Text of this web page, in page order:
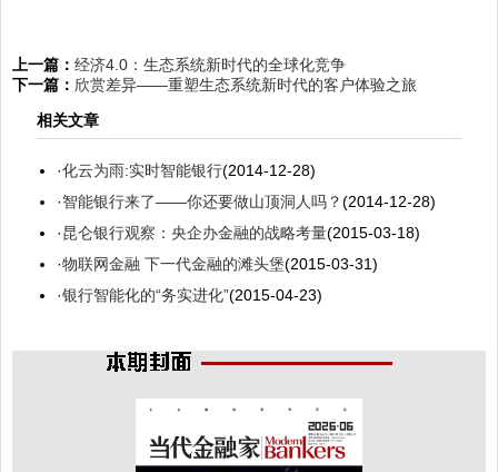
上一篇： 经济4.0：生态系统新时代的全球化竞争
下一篇： 欣赏差异——重塑生态系统新时代的客户体验之旅
相关文章
·化云为雨:实时智能银行(2014-12-28)
·智能银行来了——你还要做山顶洞人吗？(2014-12-28)
·昆仑银行观察：央企办金融的战略考量(2015-03-18)
·物联网金融 下一代金融的滩头堡(2015-03-31)
·银行智能化的“务实进化”(2015-04-23)